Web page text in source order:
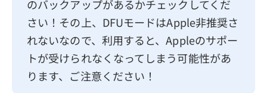
のバックアップがあるかチェックしてくだ
さい！その上、DFUモードはApple非推奨さ
れないなので、利用すると、Appleのサポー
トが受けられなくなってしまう可能性があ
ります、ご注意ください！